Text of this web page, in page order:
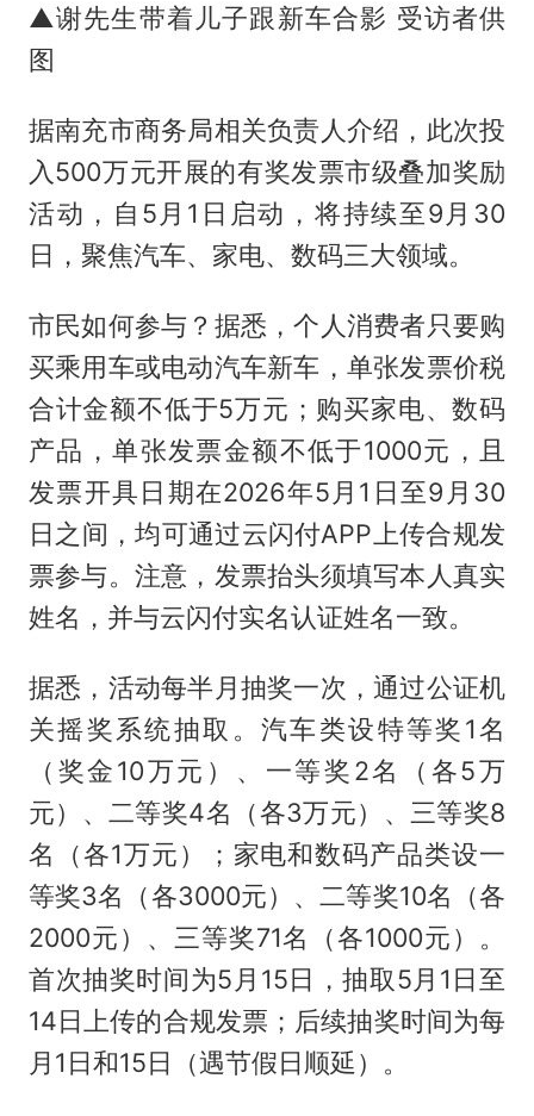
▲谢先生带着儿子跟新车合影 受访者供
图
据南充市商务局相关负责人介绍，此次投
入500万元开展的有奖发票市级叠加奖励
活动，自5月1日启动，将持续至9月30
日，聚焦汽车、家电、数码三大领域。
市民如何参与？据悉，个人消费者只要购
买乘用车或电动汽车新车，单张发票价税
合计金额不低于5万元；购买家电、数码
产品，单张发票金额不低于1000元，且
发票开具日期在2026年5月1日至9月30
日之间，均可通过云闪付APP上传合规发
票参与。注意，发票抬头须填写本人真实
姓名，并与云闪付实名认证姓名一致。
据悉，活动每半月抽奖一次，通过公证机
关摇奖系统抽取。汽车类设特等奖1名
（奖金10万元）、一等奖2名（各5万
元）、二等奖4名（各3万元）、三等奖8
名（各1万元）；家电和数码产品类设一
等奖3名（各3000元）、二等奖10名（各
2000元）、三等奖71名（各1000元）。
首次抽奖时间为5月15日，抽取5月1日至
14日上传的合规发票；后续抽奖时间为每
月1日和15日（遇节假日顺延）。